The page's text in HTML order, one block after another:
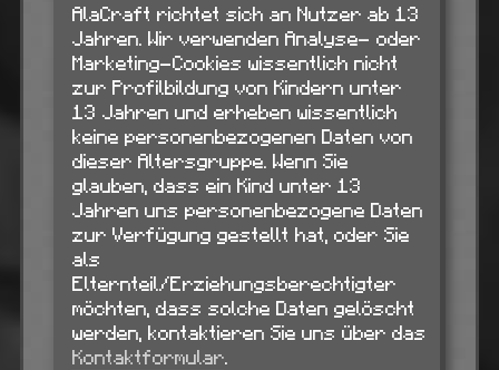
AlaCraft richtet sich an Nutzer ab 13
Jahren. Wir verwenden Analyse- oder
Marketing-Cookies wissentlich nicht
zur Profilbildung von Kindern unter
13 Jahren und erheben wissentlich
keine personenbezogenen Daten von
dieser Altersgruppe. Wenn Sie
glauben, dass ein Kind unter 13
Jahren uns personenbezogene Daten
zur Verfügung gestellt hat, oder Sie
als
Elternteil/Erziehungsberechtigter
möchten, dass solche Daten gelöscht
werden, kontaktieren Sie uns über das
Kontaktformular.